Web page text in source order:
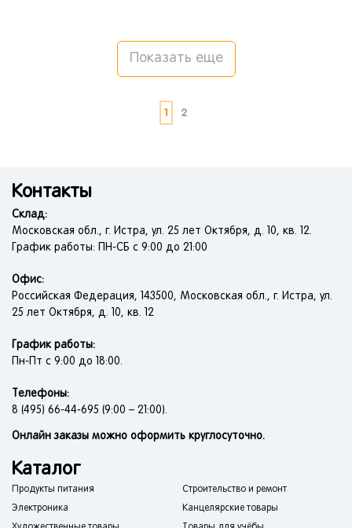
Показать еще
1 2
Контакты
Склад:
Московская обл., г. Истра, ул. 25 лет Октября, д. 10, кв. 12.
График работы: ПН-СБ с 9:00 до 21:00
Офис:
Российская Федерация, 143500, Московская обл., г. Истра, ул.
25 лет Октября, д. 10, кв. 12
График работы:
Пн-Пт с 9:00 до 18:00.
Телефоны:
8 (495) 66-44-695 (9:00 – 21:00).
Онлайн заказы можно оформить круглосуточно.
Каталог
Продукты питания
Строительство и ремонт
Электроника
Канцелярские товары